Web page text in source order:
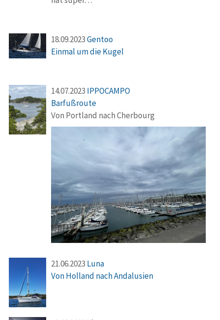
18.09.2023Gentoo
Einmal um die Kugel
14.07.2023 IPPOCAMPO
Barfußroute
Von Portland nach Cherbourg
21.06.2023 Luna
Von Holland nach Andalusien